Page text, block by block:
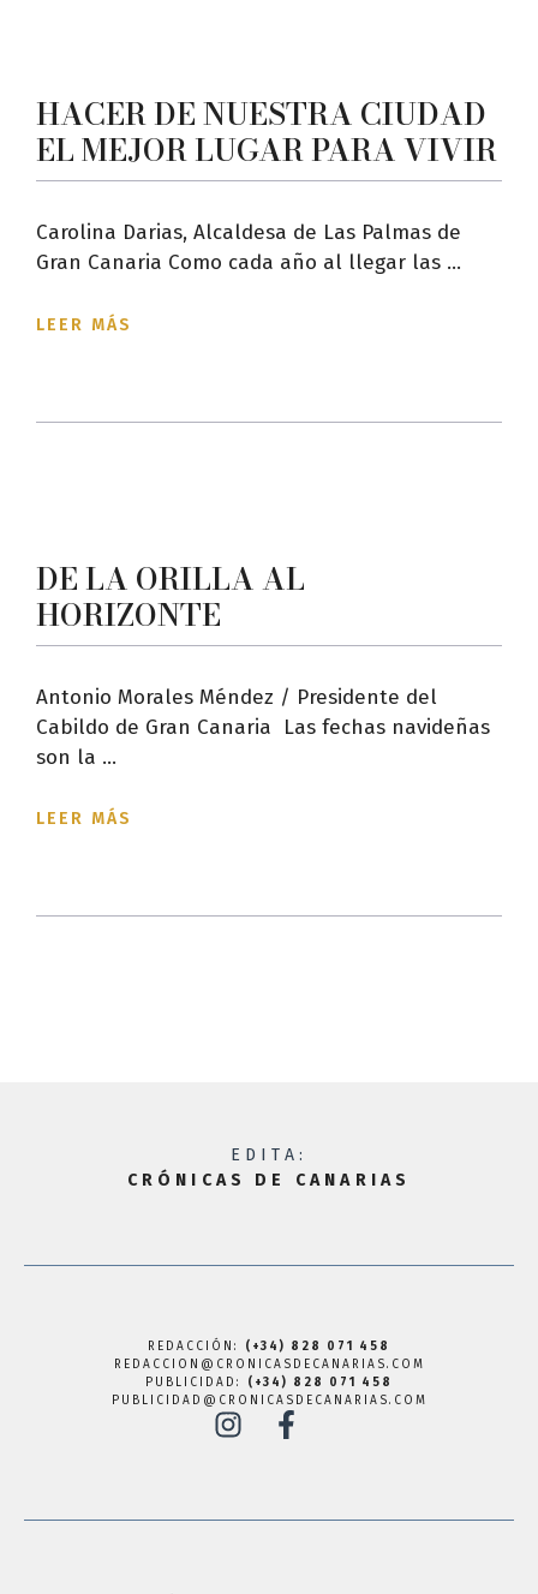
HACER DE NUESTRA CIUDAD
EL MEJOR LUGAR PARA VIVIR
Carolina Darias, Alcaldesa de Las Palmas de
Gran Canaria Como cada año al llegar las ...
LEER MÁS
DE LA ORILLA AL
HORIZONTE
Antonio Morales Méndez / Presidente del
Cabildo de Gran Canaria Las fechas navideñas
son la ...
LEER MÁS
EDITA:
CRÓNICAS DE CANARIAS
REDACCIÓN: (+34) 828 071 458
REDACCION@CRONICASDECANARIAS.COM
PUBLICIDAD: (+34) 828 071 458
PUBLICIDAD@CRONICASDECANARIAS.COM